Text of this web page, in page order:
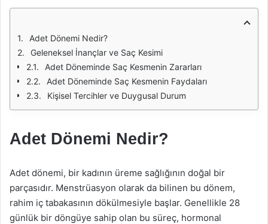
Adet Dönemi Nedir?
Geleneksel İnançlar ve Saç Kesimi
Adet Döneminde Saç Kesmenin Zararları
Adet Döneminde Saç Kesmenin Faydaları
Kişisel Tercihler ve Duygusal Durum
Adet Dönemi Nedir?
Adet dönemi, bir kadının üreme sağlığının doğal bir
parçasıdır. Menstrüasyon olarak da bilinen bu dönem,
rahim iç tabakasının dökülmesiyle başlar. Genellikle 28
günlük bir döngüye sahip olan bu süreç, hormonal